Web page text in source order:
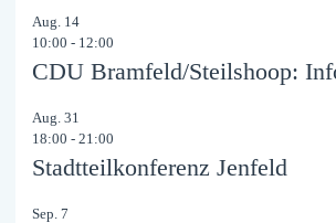
Aug. 14
10:00 - 12:00
CDU Bramfeld/Steilshoop:
Aug. 31
18:00 - 21:00
Stadtteilkonferenz Jenfeld
Sep. 7